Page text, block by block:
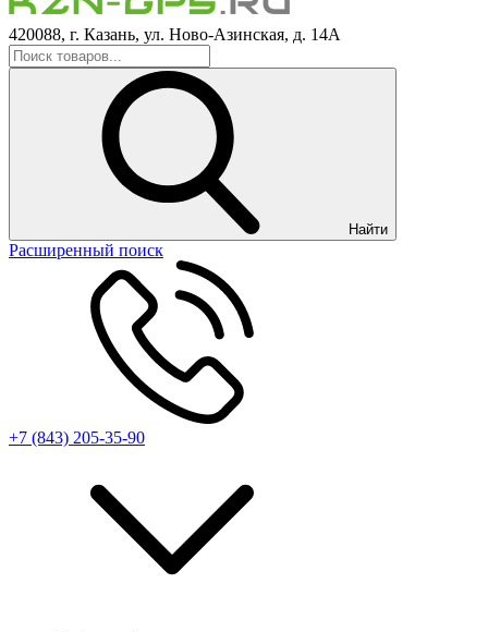
420088, г. Казань, ул. Ново-Азинская, д. 14А
Найти
Расширенный поиск
+7 (843) 205-35-90